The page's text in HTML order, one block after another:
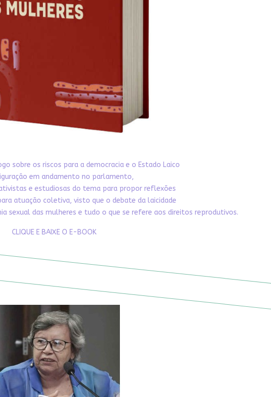
sobre os riscos para a democracia e o Estado Laico
em andamento no parlamento,
ativistas e estudiosas do tema para propor reflexões
atuação coletiva, visto que o debate da laicidade
sexual das mulheres e tudo o que se refere aos direitos reprodutivos.
CLIQUE E BAIXE O E-BOOK